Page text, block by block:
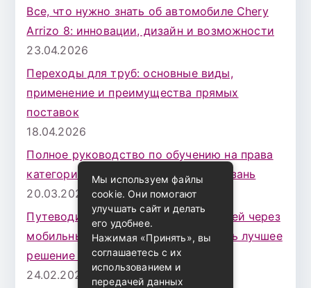
Все, что нужно знать об автомобиле Chery
Arrizo 8: инновации, дизайн и возможности
23.04.2026
Переходы для труб: основные виды,
применение и преимущества прямых
поставок
18.04.2026
Полное руководство по обучению на права
категории B в автошколе Сатурн Казань
20.03.2026
Путеводитель по аренде автомобилей через
мобильные приложения: как выбрать лучшее
решение для своих нужд
24.02.2026
Мы используем файлы
cookie. Они помогают
улучшать сайт и делать
его удобнее.
Нажимая «Принять», вы
соглашаетесь с их
использованием и
передачей данных